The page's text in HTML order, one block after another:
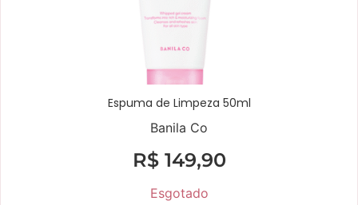
Espuma de Limpeza 50ml
Banila Co
R$149,90
Esgotado